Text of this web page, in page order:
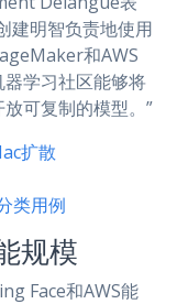
建明智负责地使用
和AWS
学习社区能够将
可复制的模型。”
扩散
类用例
规模
Face和AWS能